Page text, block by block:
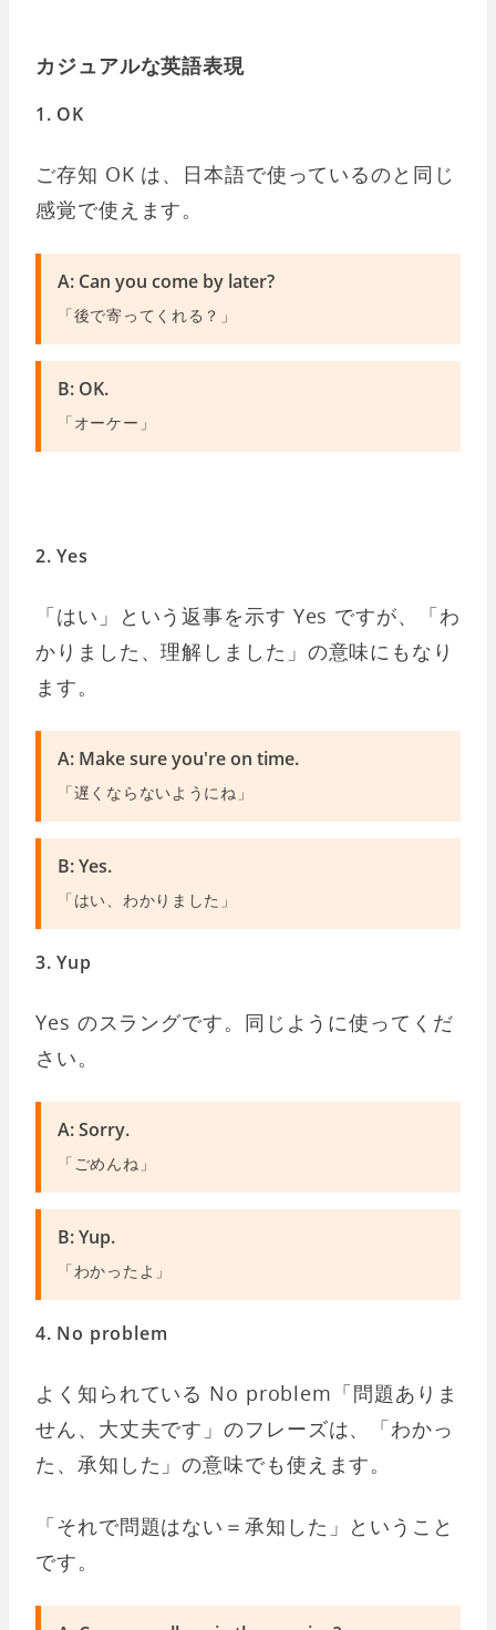
カジュアルな英語表現
1. OK
ご存知 OK は、日本語で使っているのと同じ
感覚で使えます。
A: Can you come by later?
「後で寄ってくれる？」
B: OK.
「オーケー」
2. Yes
「はい」という返事を示す Yes ですが、「わ
かりました、理解しました」の意味にもなり
ます。
A: Make sure you're on time.
「遅くならないようにね」
B: Yes.
「はい、わかりました」
3. Yup
Yes のスラングです。同じように使ってくだ
さい。
A: Sorry.
「ごめんね」
B: Yup.
「わかったよ」
4. No problem
よく知られている No problem「問題ありま
せん、大丈夫です」のフレーズは、「わかっ
た、承知した」の意味でも使えます。
「それで問題はない＝承知した」ということ
です。